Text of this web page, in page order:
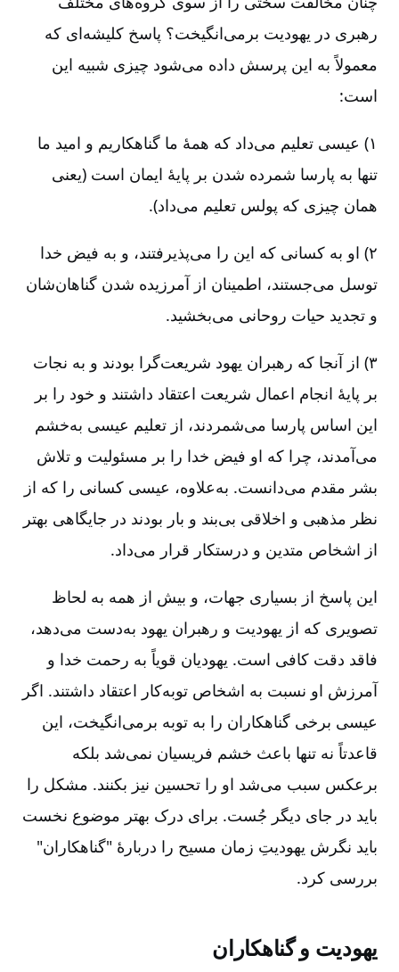
رهبری در یهودیت برمی‌انگیخت؟ پاسخ کلیشه‌ای که
معمولاً به این پرسش داده می‌شود چیزی شبیه این
است:
۱) عیسی تعلیم می‌داد که همۀ ما گناهکاریم و امید ما
تنها به پارسا شمرده شدن بر پایۀ ایمان است (یعنی
همان چیزی که پولس تعلیم می‌داد).
۲) او به کسانی که این را می‌پذیرفتند، و به فیض خدا
توسل می‌جستند، اطمینان از آمرزیده شدن گناهان‌شان
و تجدید حیات روحانی می‌بخشید.
۳) از آنجا که رهبران یهود شریعت‌گرا بودند و به نجات
بر پایۀ انجام اعمال شریعت اعتقاد داشتند و خود را بر
این اساس پارسا می‌شمردند، از تعلیم عیسی به‌خشم
می‌آمدند، چرا که او فیض خدا را بر مسئولیت و تلاش
بشر مقدم می‌دانست. به‌علاوه، عیسی کسانی را که از
نظر مذهبی و اخلاقی بی‌بند و بار بودند در جایگاهی بهتر
از اشخاص متدین و درستکار قرار می‌داد.
این پاسخ از بسیاری جهات، و بیش از همه به لحاظ
تصویری که از یهودیت و رهبران یهود به‌دست می‌دهد،
فاقد دقت کافی است. یهودیان قویاً به رحمت خدا و
آمرزش او نسبت به اشخاص توبه‌کار اعتقاد داشتند. اگر
عیسی برخی گناهکاران را به توبه برمی‌انگیخت، این
قاعدتاً نه تنها باعث خشم فریسیان نمی‌شد بلکه
برعکس سبب می‌شد او را تحسین نیز بکنند. مشکل را
باید در جای دیگر جُست. برای درک بهتر موضوع نخست
باید نگرش یهودیتِ زمان مسیح را دربارۀ "گناهکاران"
بررسی کرد.
یهودیت و گناهکاران